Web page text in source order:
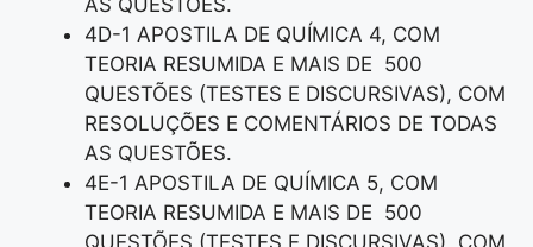
4D-1 APOSTILA DE QUÍMICA 4, COM
TEORIA RESUMIDA E MAIS DE 500
QUESTÕES (TESTES E DISCURSIVAS), COM
RESOLUÇÕES E COMENTÁRIOS DE TODAS
AS QUESTÕES.
4E-1 APOSTILA DE QUÍMICA 5, COM
TEORIA RESUMIDA E MAIS DE 500
QUESTÕES (TESTES E DISCURSIVAS), COM